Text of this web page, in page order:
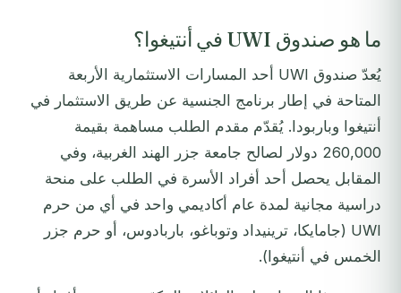
ما هو صندوق UWI في أنتيغوا؟
يُعدّ صندوق UWI أحد المسارات الاستثمارية الأربعة
المتاحة في إطار برنامج الجنسية عن طريق الاستثمار في
أنتيغوا وباربودا. يُقدّم مقدم الطلب مساهمة بقيمة
260,000 دولار لصالح جامعة جزر الهند الغربية، وفي
المقابل يحصل أحد أفراد الأسرة في الطلب على منحة
دراسية مجانية لمدة عام أكاديمي واحد في أي من حرم
UWI (جامايكا، ترينيداد وتوباغو، باربادوس، أو حرم جزر
الخمس في أنتيغوا).